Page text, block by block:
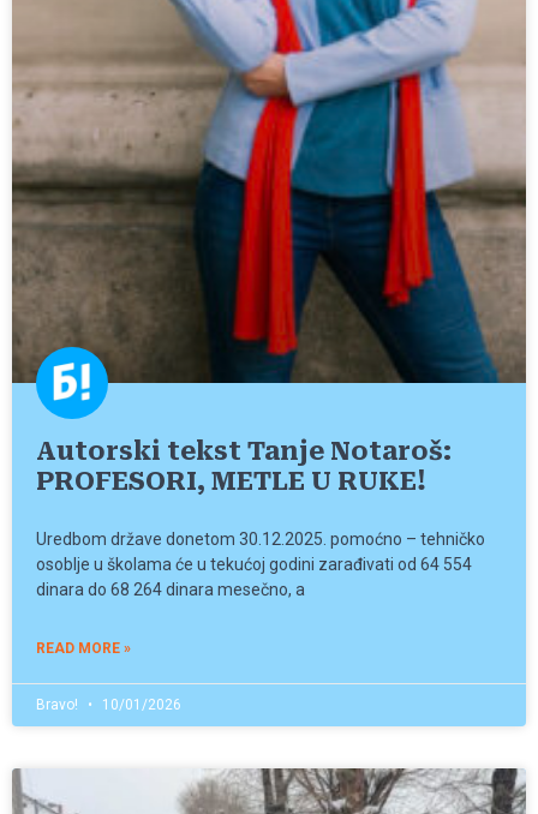
Autorski tekst Tanje Notaroš:
PROFESORI, METLE U RUKE!
Uredbom države donetom 30.12.2025. pomoćno – tehničko
osoblje u školama će u tekućoj godini zarađivati od 64 554
dinara do 68 264 dinara mesečno, a
READ MORE »
Bravo! 10/01/2026